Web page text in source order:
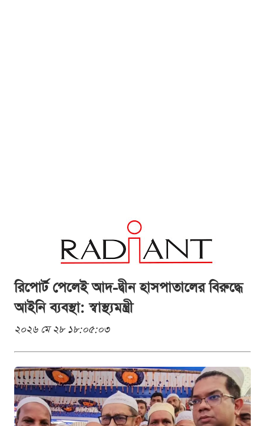
রিপোর্ট পেলেই আদ-দ্বীন হাসপাতালের বিরুদ্ধে
আইনি ব্যবস্থা: স্বাস্থ্যমন্ত্রী
২০২৬ মে ২৮ ১৮:০৫:০৩